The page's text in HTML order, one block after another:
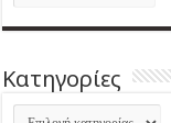
Kατηγορίες
Kατηγορίες